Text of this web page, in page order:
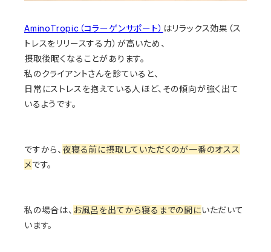
AminoTropic（コラーゲンサポート） はリラックス効果（ス
トレスをリリースする力）が高いため、
摂取後眠くなることがあります。
私のクライアントさんを診ていると、
日常にストレスを抱えている人ほど、その傾向が強く出て
いるようです。
ですから、 夜寝る前に摂取していただくのが一番のオスス
メです。
私の場合は、 お風呂を出てから寝るまでの間にいただいて
います。